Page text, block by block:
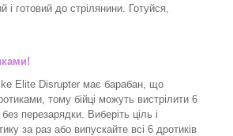
і готовий до стрілянини. Готуйся,
Elite Disrupter має барабан, що
тому бійці можуть вистрілити 6
перезарядки. Виберіть ціль і
за раз або випускайте всі 6 дротиків